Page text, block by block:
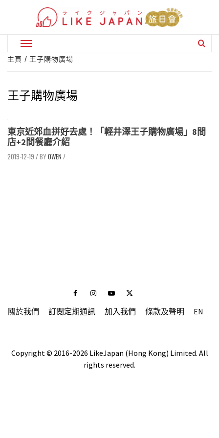
Primary
Menu
主頁 王子購物廣場
王子購物廣場
東京近郊血拼好去處！「輕井澤王子購物廣場」8間
店+2間餐廳介紹
2019-12-19 / OWEN /
FacebookInstagramYoutubeTwitter
關於我們 訂閱定期通訊 加入我們 條款及聲明 EN
Copyright © 2016-2026 LikeJapan (Hong Kong) Limited. All
rights reserved.